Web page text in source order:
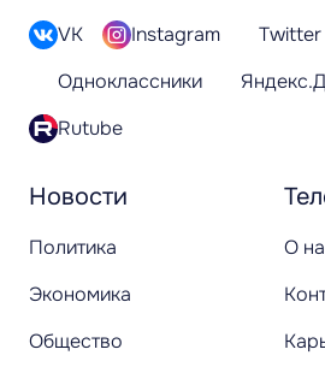
Новости
Политика
Экономика
Общество
О
VK Instagram Twitter
Одноклассники
Rutube